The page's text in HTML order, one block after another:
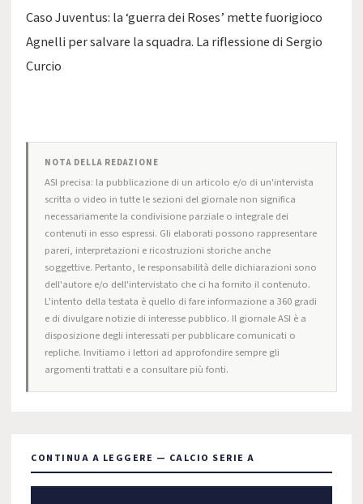
Caso Juventus: la ‘guerra dei Roses’ mette fuorigioco
Agnelli per salvare la squadra. La riflessione di Sergio
Curcio
NOTA DELLA REDAZIONE
ASI precisa: la pubblicazione di un articolo e/o di un'intervista
scritta o video in tutte le sezioni del giornale non significa
necessariamente la condivisione parziale o integrale dei
contenuti in esso espressi. Gli elaborati possono rappresentare
pareri, interpretazioni e ricostruzioni storiche anche
soggettive. Pertanto, le responsabilità delle dichiarazioni sono
dell'autore e/o dell'intervistato che ci ha fornito il contenuto.
L'intento della testata è quello di fare informazione a 360 gradi
e di divulgare notizie di interesse pubblico. Il giornale ASI è a
disposizione degli interessati per pubblicare comunicati o
repliche. Invitiamo i lettori ad approfondire sempre gli
argomenti trattati e a consultare più fonti.
CONTINUA A LEGGERE — CALCIO SERIE A